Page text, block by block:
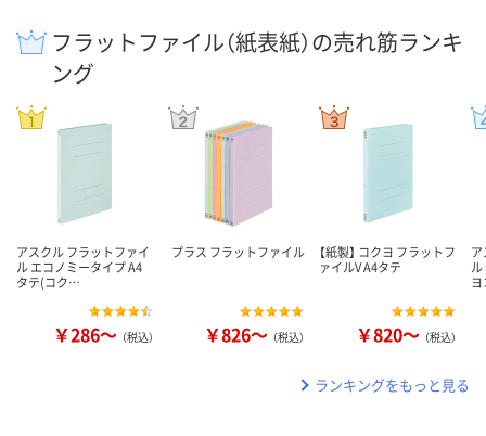
フラットファイル（紙表紙）の売れ筋ランキ
ング
アスクル フラットファイ
ル エコノミータイプ A4
タテ(コク…
￥286～ （税込）
プラス フラットファイル
￥826～ （税込）
【紙製】 コクヨ フラットフ
ァイルV A4タテ
￥820～ （税込）
ランキングをもっと見る